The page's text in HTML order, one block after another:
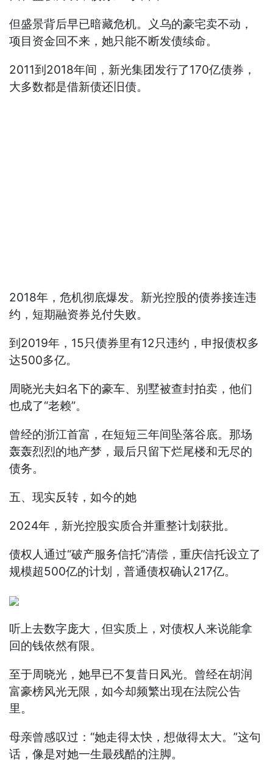
但盛景背后早已暗藏危机。义乌的豪宅卖不动，
项目资金回不来，她只能不断发债续命。
2011到2018年间，新光集团发行了170亿债券，
大多数都是借新债还旧债。
2018年，危机彻底爆发。新光控股的债券接连违
约，短期融资券兑付失败。
到2019年，15只债券里有12只违约，申报债权多
达500多亿。
周晓光夫妇名下的豪车、别墅被查封拍卖，他们
也成了“老赖”。
曾经的浙江首富，在短短三年间坠落谷底。那场
轰轰烈烈的地产梦，最后只留下烂尾楼和无尽的
债务。
五、现实反转，如今的她
2024年，新光控股实质合并重整计划获批。
债权人通过“破产服务信托”清偿，重庆信托设立了
规模超500亿的计划，普通债权确认217亿。
听上去数字庞大，但实质上，对债权人来说能拿
回的钱依然有限。
至于周晓光，她早已不复昔日风光。曾经在胡润
富豪榜风光无限，如今却频繁出现在法院公告
里。
母亲曾感叹过：“她走得太快，想做得太大。”这句
话，像是对她一生最残酷的注脚。